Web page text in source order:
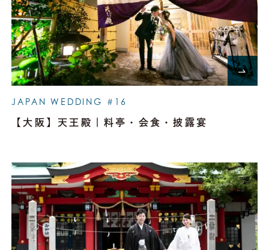
JAPAN WEDDING #16
【大阪】天王殿｜料亭・会食・披露宴